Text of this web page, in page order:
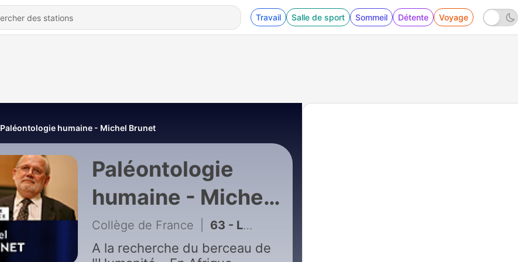
Travail Salle de sport Sommeil Détente Voyage
Paléontologie humaine - Michel Brunet
Paléontologie
humaine - Michel
Brunet
Collège de France 63 - Leçon inaugurale - Michel Brunet : Origine et histoire des hominidés. Nouveaux paradigmes
A la recherche du berceau de